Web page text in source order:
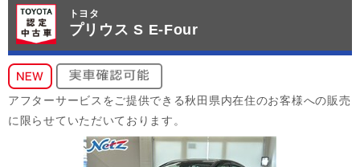
トヨタ
プリウス S E-Four
アフターサービスをご提供できる秋田県内在住のお客様への販売
に限らせていただいております。